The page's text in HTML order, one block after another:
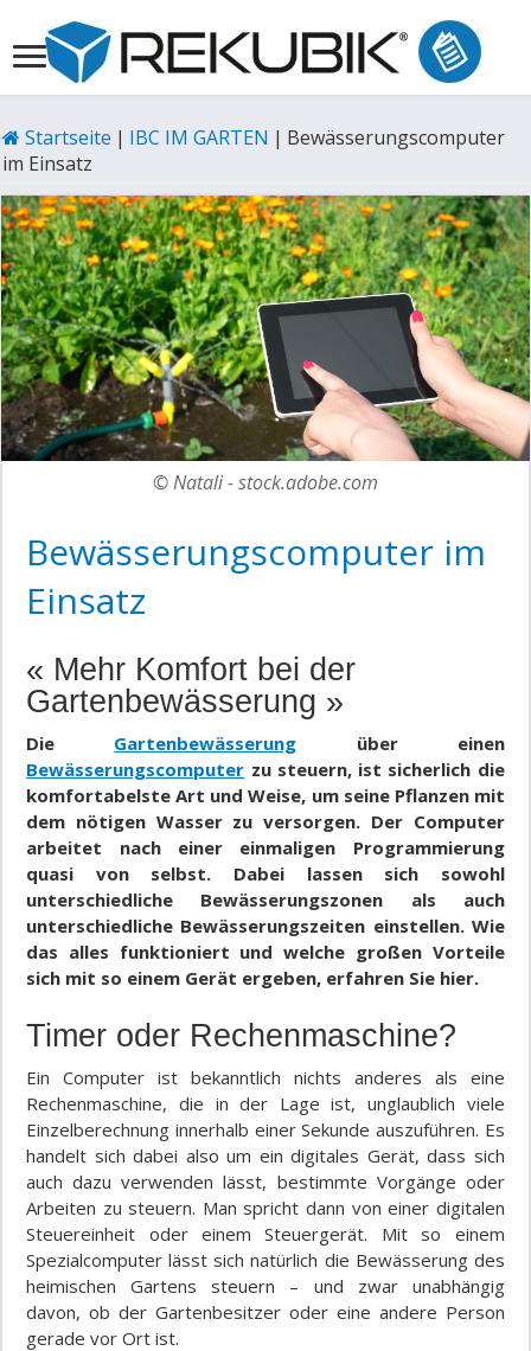
Startseite | IBC IM GARTEN | Bewässerungscomputer
im Einsatz
© Natali - stock.adobe.com
Bewässerungscomputer im
Einsatz
« Mehr Komfort bei der
Gartenbewässerung »
Die Gartenbewässerung über einen
Bewässerungscomputer zu steuern, ist sicherlich die
komfortabelste Art und Weise, um seine Pflanzen mit
dem nötigen Wasser zu versorgen. Der Computer
arbeitet nach einer einmaligen Programmierung
quasi von selbst. Dabei lassen sich sowohl
unterschiedliche Bewässerungszonen als auch
unterschiedliche Bewässerungszeiten einstellen. Wie
das alles funktioniert und welche großen Vorteile
sich mit so einem Gerät ergeben, erfahren Sie hier.
Timer oder Rechenmaschine?
Ein Computer ist bekanntlich nichts anderes als eine
Rechenmaschine, die in der Lage ist, unglaublich viele
Einzelberechnung innerhalb einer Sekunde auszuführen. Es
handelt sich dabei also um ein digitales Gerät, dass sich
auch dazu verwenden lässt, bestimmte Vorgänge oder
Arbeiten zu steuern. Man spricht dann von einer digitalen
Steuereinheit oder einem Steuergerät. Mit so einem
Spezialcomputer lässt sich natürlich die Bewässerung des
heimischen Gartens steuern – und zwar unabhängig
davon, ob der Gartenbesitzer oder eine andere Person
gerade vor Ort ist.